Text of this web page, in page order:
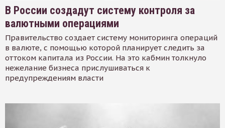
В России создадут систему контроля за
валютными операциями
Правительство создает систему мониторинга операций
в валюте, с помощью которой планирует следить за
оттоком капитала из России. На это кабмин толкнуло
нежелание бизнеса прислушиваться к
предупреждениям власти